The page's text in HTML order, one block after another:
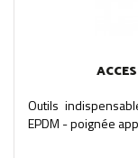
Outils
EPDM - poignée